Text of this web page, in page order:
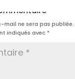
mail ne sera pas publiée.
indiqués avec *